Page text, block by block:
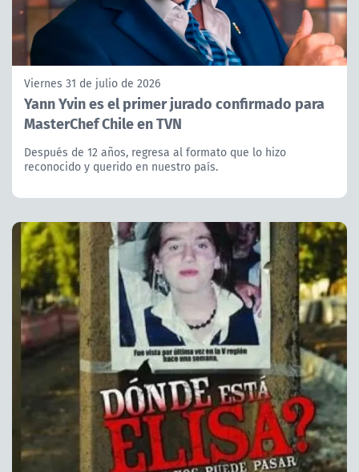
Viernes 31 de julio de 2026
Yann Yvin es el primer jurado confirmado para
MasterChef Chile en TVN
Después de 12 años, regresa al formato que lo hizo
reconocido y querido en nuestro país.